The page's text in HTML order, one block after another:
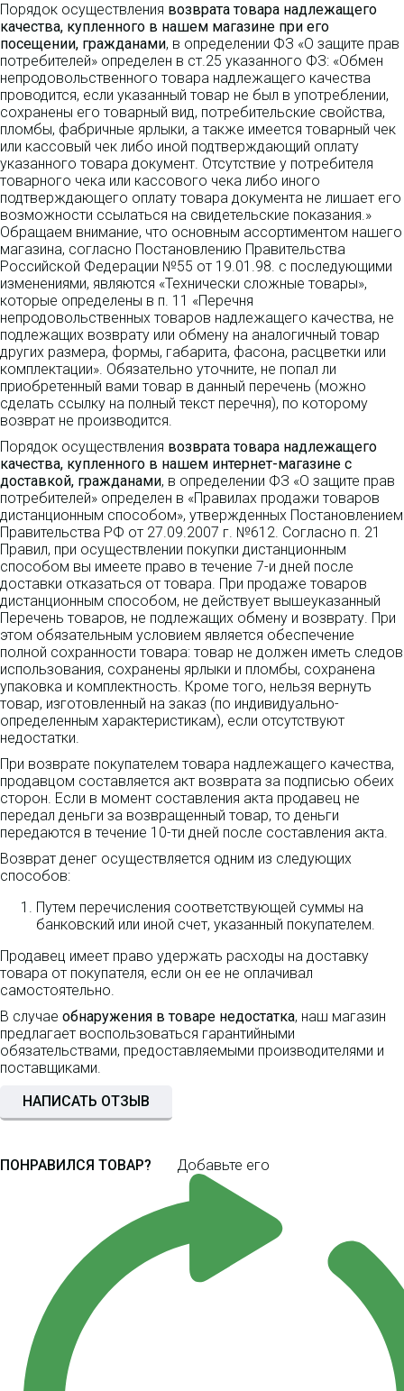
Порядок осуществления возврата товара надлежащего
качества, купленного в нашем магазине при его
посещении, гражданами, в определении ФЗ «О защите прав
потребителей» определен в ст.25 указанного ФЗ: «Обмен
непродовольственного товара надлежащего качества
проводится, если указанный товар не был в употреблении,
сохранены его товарный вид, потребительские свойства,
пломбы, фабричные ярлыки, а также имеется товарный чек
или кассовый чек либо иной подтверждающий оплату
указанного товара документ. Отсутствие у потребителя
товарного чека или кассового чека либо иного
подтверждающего оплату товара документа не лишает его
возможности ссылаться на свидетельские показания.»
Обращаем внимание, что основным ассортиментом нашего
магазина, согласно Постановлению Правительства
Российской Федерации №55 от 19.01.98. с последующими
изменениями, являются «Технически сложные товары»,
которые определены в п. 11 «Перечня
непродовольственных товаров надлежащего качества, не
подлежащих возврату или обмену на аналогичный товар
других размера, формы, габарита, фасона, расцветки или
комплектации». Обязательно уточните, не попал ли
приобретенный вами товар в данный перечень (можно
сделать ссылку на полный текст перечня), по которому
возврат не производится.
Порядок осуществления возврата товара надлежащего
качества, купленного в нашем интернет-магазине с
доставкой, гражданами, в определении ФЗ «О защите прав
потребителей» определен в «Правилах продажи товаров
дистанционным способом», утвержденных Постановлением
Правительства РФ от 27.09.2007 г. №612. Согласно п. 21
Правил, при осуществлении покупки дистанционным
способом вы имеете право в течение 7-и дней после
доставки отказаться от товара. При продаже товаров
дистанционным способом, не действует вышеуказанный
Перечень товаров, не подлежащих обмену и возврату. При
этом обязательным условием является обеспечение
полной сохранности товара: товар не должен иметь следов
использования, сохранены ярлыки и пломбы, сохранена
упаковка и комплектность. Кроме того, нельзя вернуть
товар, изготовленный на заказ (по индивидуально-
определенным характеристикам), если отсутствуют
недостатки.
При возврате покупателем товара надлежащего качества,
продавцом составляется акт возврата за подписью обеих
сторон. Если в момент составления акта продавец не
передал деньги за возвращенный товар, то деньги
передаются в течение 10-ти дней после составления акта.
Возврат денег осуществляется одним из следующих
способов:
Путем перечисления соответствующей суммы на
банковский или иной счет, указанный покупателем.
Продавец имеет право удержать расходы на доставку
товара от покупателя, если он ее не оплачивал
самостоятельно.
В случае обнаружения в товаре недостатка, наш магазин
предлагает воспользоваться гарантийными
обязательствами, предоставляемыми производителями и
поставщиками.
НАПИСАТЬ ОТЗЫВ
ПОНРАВИЛСЯ ТОВАР? Добавьте его